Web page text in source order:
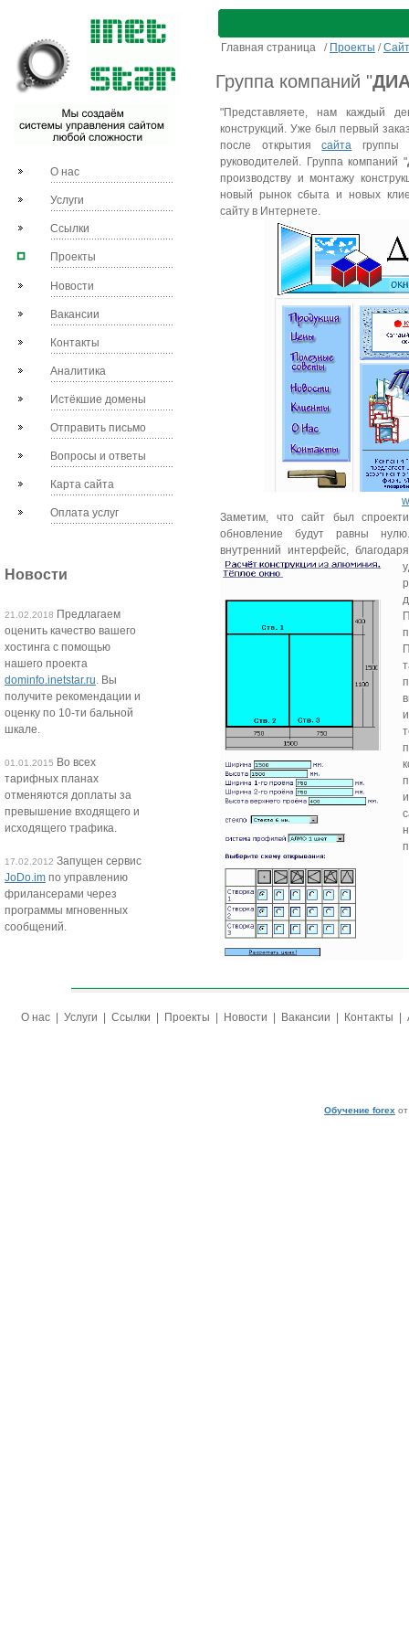
О нас
Услуги
Ссылки
Проекты
Новости
Вакансии
Контакты
Аналитика
Истёкшие домены
Отправить письмо
Вопросы и ответы
Карта сайта
Оплата услуг
Новости
21.02.2018 Предлагаем
оценить качество вашего
хостинга с помощью
нашего проекта
dominfo.inetstar.ru. Вы
получите рекомендации и
оценку по 10-ти бальной
шкале.
01.01.2015 Во всех
тарифных планах
отменяются доплаты за
превышение входящего и
исходящего трафика.
17.02.2012 Запущен сервис
JoDo.im по управлению
фрилансерами через
программы мгновенных
сообщений.
Главная страница / Проекты /
Группа компаний "
"Представляете, нам каждый
конструкций. Уже был первый
после открытиясайта группы
руководителей. Группа компаний "
производству и монтажу
новый рынок сбыта и новых
сайту в Интернете.
Заметим, что сайт был
обновление будут равны
внутренний интерфейс,
О нас Услуги Ссылки Проекты Новости Вакансии Контакты
Обучение forex